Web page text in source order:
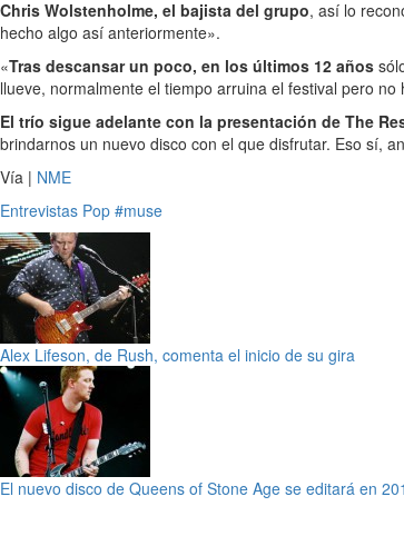
Chris Wolstenholme, el bajista del grupo, así lo
hecho algo así anteriormente».
«Tras descansar un poco, en los últimos 12 años
llueve, normalmente el tiempo arruina el festival pero no
El trío sigue adelante con la presentación de The
brindarnos un nuevo disco con el que disfrutar. Eso sí,
Vía | NME
Entrevistas Pop #muse
Alex Lifeson, de Rush, comenta el inicio de su gira
El nuevo disco de Queens of Stone Age se editará en